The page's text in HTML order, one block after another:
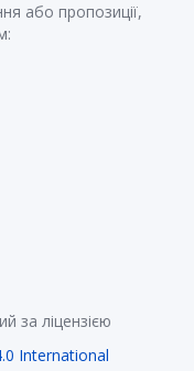
або пропозиції,
за ліцензією
International